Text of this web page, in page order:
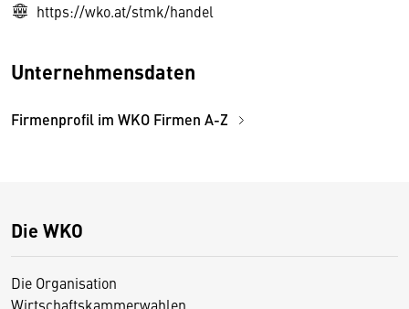
https://wko.at/stmk/handel
Unternehmensdaten
Firmenprofil im WKO Firmen A-Z
Die WKO
Die Organisation
Wirtschaftskammerwahlen